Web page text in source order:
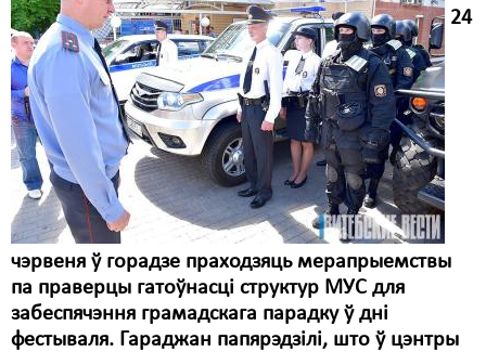
24
чэрвеня ў горадзе праходзяць мерапрыемствы
па праверцы гатоўнасці структур МУС для
забеспячэння грамадскага парадку ў дні
фестываля. Гараджан папярэдзілі, што ў цэнтры